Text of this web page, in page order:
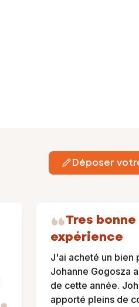
Déposer
Tres bonne
expérience
J'ai acheté un bien
Johanne Gogosza
de cette année.
apporté pleins de